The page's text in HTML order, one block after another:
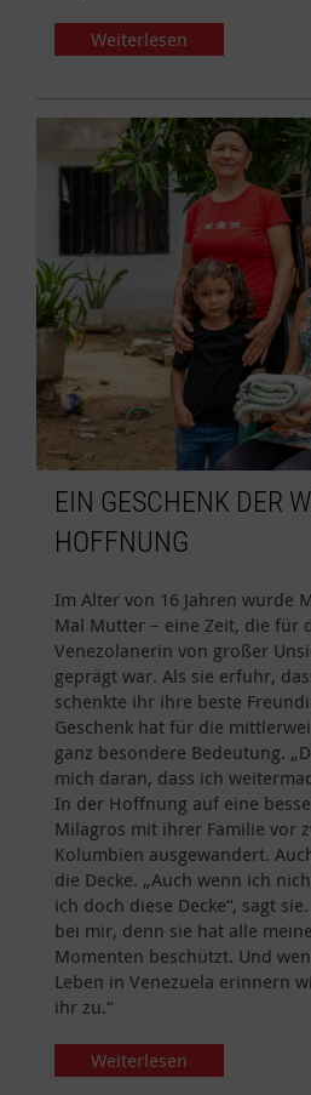
Weiterlesen
EIN GESCHENK DER
HOFFNUNG
Im Alter von 16 Jahren wurde
Mal Mutter – eine Zeit, die für
Venezolanerin von großer
geprägt war. Als sie erfuhr,
schenkte ihr ihre beste
Geschenk hat für die
ganz besondere Bedeutung.
mich daran, dass ich
In der Hoffnung auf eine
Milagros mit ihrer Familie vor
Kolumbien ausgewandert.
die Decke. „Auch wenn ich
ich doch diese Decke“, sagt
bei mir, denn sie hat alle
Momenten beschützt. Und
Leben in Venezuela erinnern
ihr zu.“
Weiterlesen